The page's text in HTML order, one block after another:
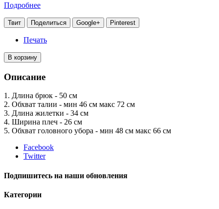
Подробнее
Твит Поделиться Google+ Pinterest
Печать
В корзину
Описание
1. Длина брюк - 50 см
2. Обхват талии - мин 46 см макс 72 см
3. Длина жилетки - 34 см
4. Ширина плеч - 26 см
5. Обхват головного убора - мин 48 см макс 66 см
Facebook
Twitter
Подпишитесь на наши обновления
Категории